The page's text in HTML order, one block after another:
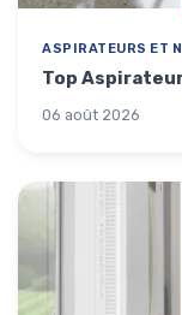
ASPIRATEURS ET
Top
06 août 2026